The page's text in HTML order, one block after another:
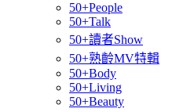
50+People
50+Talk
50+讀者Show
50+熟齡MV特輯
50+Body
50+Living
50+Beauty